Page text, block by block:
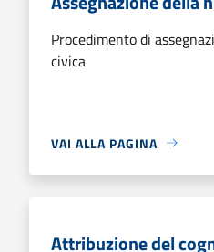
Procedimento di
civica
VAI ALLA PAGINA
Attribuzione del